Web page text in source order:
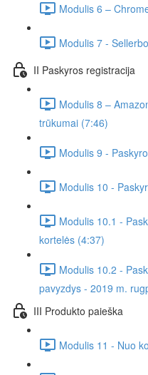
Modulis 6 –
Modulis 7 -
II Paskyros registracija
Modulis 8 –
trūkumai (7:46)
Modulis 9 -
Modulis 10 -
Modulis 10.1 -
kortelės (4:37)
Modulis 10.2 -
pavyzdys - 2019 m.
III Produkto paieška
Modulis 11 - Nuo